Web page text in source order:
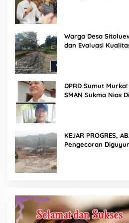
Warga Desa
dan Evaluasi
DPRD Sumut
SMAN Sukma Nias
KEJAR PROGRES,
Pengecoran